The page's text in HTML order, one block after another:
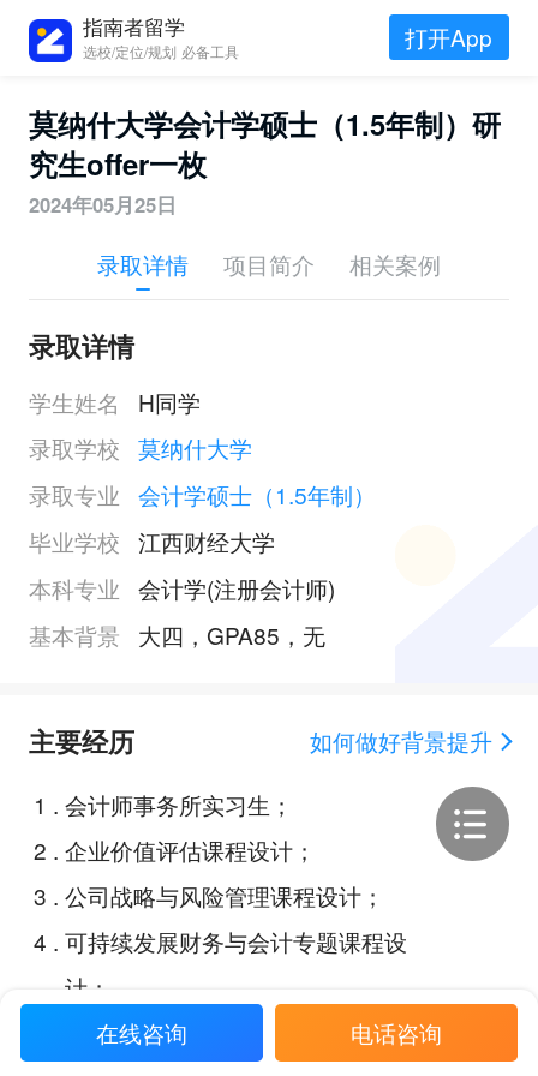
指南者留学
选校/定位/规划 必备工具 打开App
莫纳什大学会计学硕士（1.5年制）研
究生offer一枚
2024年05月25日
录取详情 项目简介 相关案例
录取详情
学生姓名
H同学
录取学校 莫纳什大学
录取专业 会计学硕士（1.5年制）
毕业学校 江西财经大学
本科专业 会计学(注册会计师)
基本背景
大四，GPA85，无
主要经历
如何做好背景提升
1 . 会计师事务所实习生；
2 . 企业价值评估课程设计；
3 . 公司战略与风险管理课程设计；
4 . 可持续发展财务与会计专题课程设
计；
假账识别与查账技巧课程设计；
在线咨询 电话咨询